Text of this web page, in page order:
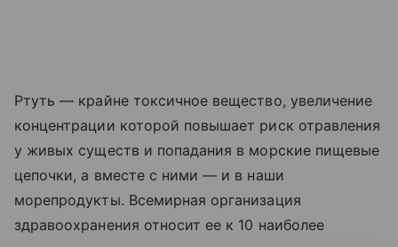
Ртуть — крайне токсичное вещество, увеличение
концентрации которой повышает риск отравления
у живых существ и попадания в морские пищевые
цепочки, а вместе с ними — и в наши
морепродукты. Всемирная организация
здравоохранения относит ее к 10 наиболее